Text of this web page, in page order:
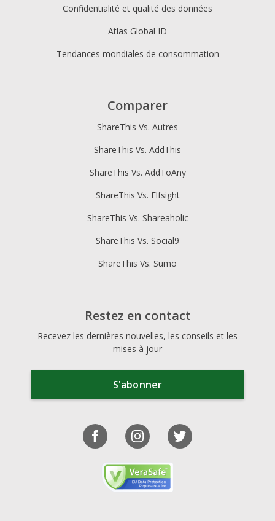
Confidentialité et qualité des données
Atlas Global ID
Tendances mondiales de consommation
Comparer
ShareThis Vs. Autres
ShareThis Vs. AddThis
ShareThis Vs. AddToAny
ShareThis Vs. Elfsight
ShareThis Vs. Shareaholic
ShareThis Vs. Social9
ShareThis Vs. Sumo
Restez en contact
Recevez les dernières nouvelles, les conseils et les
mises à jour
S'abonner